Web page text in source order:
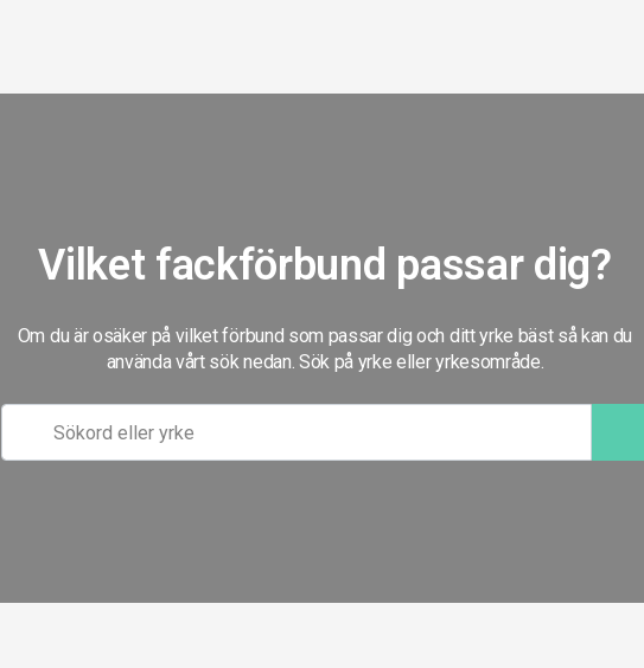
Vilket fackförbund passar dig?
Om du är osäker på vilket förbund som passar dig och ditt yrke bäst så kan du
använda vårt sök nedan. Sök på yrke eller yrkesområde.